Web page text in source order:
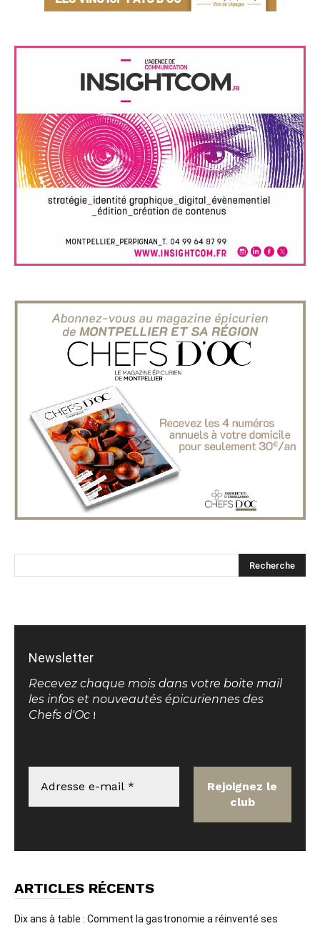
Newsletter
Recevez chaque mois dans votre boite mail
les infos et nouveautés épicuriennes des
Chefs d'Oc !
ARTICLES RÉCENTS
Dix ans à table : Comment la gastronomie a réinventé ses